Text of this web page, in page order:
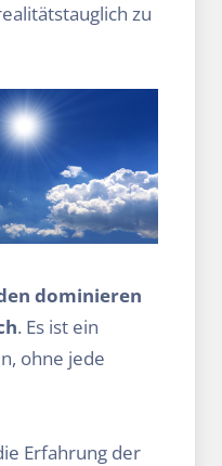
zu
dominieren
. Es ist ein
ohne jede
Erfahrung der